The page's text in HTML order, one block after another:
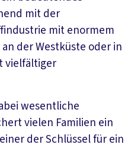
mit der
mit enormem
der Westküste oder in
vielfältiger
wesentliche
vielen Familien ein
der Schlüssel für ein